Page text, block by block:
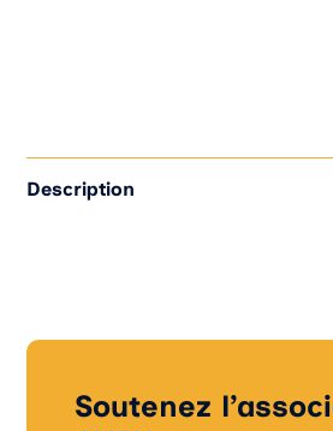
Description
Soutenez